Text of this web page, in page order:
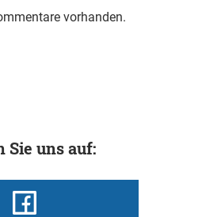
vorhanden.
Sie uns auf: